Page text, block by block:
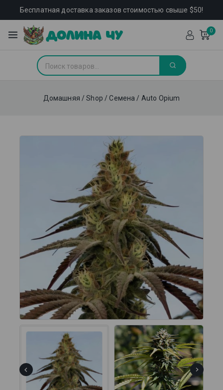
Бесплатная доставка заказов стоимостью свыше $50!
0
Домашняя / Shop / Семена / Auto Opium